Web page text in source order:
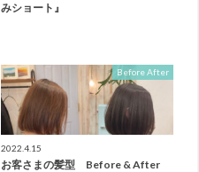
みショート』
Before After
2022.4.15
お客さまの髪型 Before & After